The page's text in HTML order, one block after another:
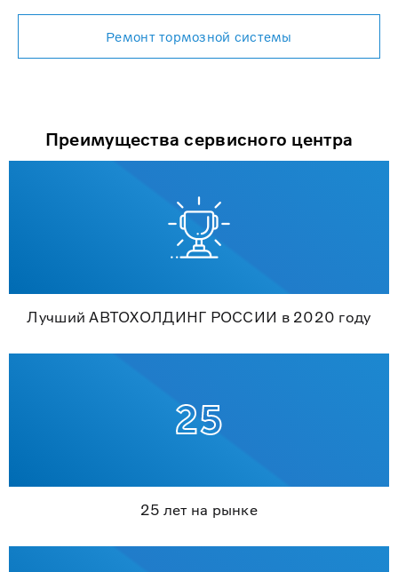
Ремонт тормозной системы
Преимущества сервисного центра
Лучший АВТОХОЛДИНГ РОССИИ в 2020 году
25 лет на рынке